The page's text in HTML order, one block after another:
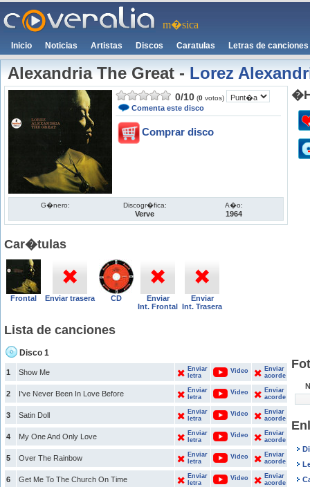
m�sica
Inicio Noticias Artistas Discos Caratulas Letras de canciones
Alexandria The Great-Lorez
0/10 (0 votos)
Comenta este disco
Comprar disco
G�nero: Discogr�fica:
Verve
A�o:
1964
Car�tulas
Frontal Enviar trasera CD
Enviar
Int. Frontal
Enviar
Int. Trasera
Lista de canciones
Disco 1
1 Show Me
Enviar
letra
Video
Enviar
acorde
2 I've Never Been In Love Before
Enviar
letra
Video
Enviar
acorde
3 Satin Doll
Enviar
letra
Video
Enviar
acorde
4 My One And Only Love
Enviar
letra
Video
Enviar
acorde
5 Over The Rainbow
Enviar
letra
Video
Enviar
acorde
6 Get Me To The Church On Time
Enviar
letra
Video
Enviar
acorde